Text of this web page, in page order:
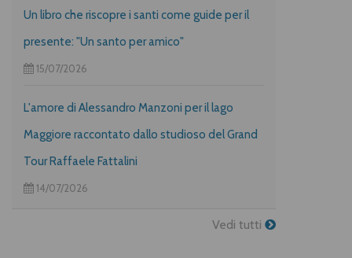
Un libro che riscopre i santi come guide per il
presente: "Un santo per amico"
15/07/2026
L'amore di Alessandro Manzoni per il lago
Maggiore raccontato dallo studioso del Grand
Tour Raffaele Fattalini
14/07/2026
Vedi tutti